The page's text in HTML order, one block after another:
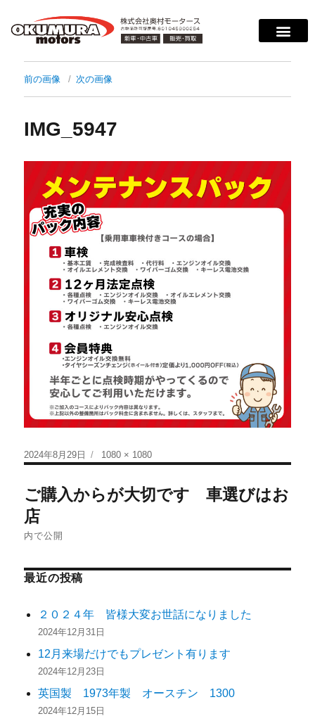
前の画像 次の画像
IMG_5947
2024年8月29日 1080 × 1080
ご購入からが大切です 車選びはお
店
内で公開
最近の投稿
２０２４年 皆様大変お世話になりました
2024年12月31日
12月来場だけでもプレゼント有ります
2024年12月23日
英国製 1973年製 オースチン 1300
2024年12月15日